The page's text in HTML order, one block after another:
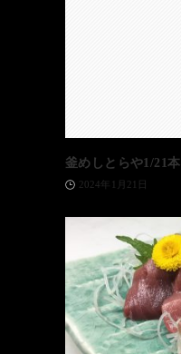
釜めしとらや1/21
2024年1月21日